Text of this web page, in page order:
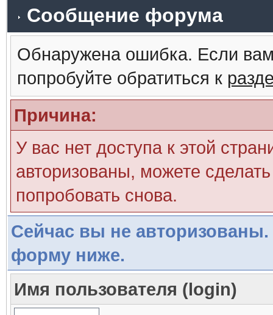
Сообщение форума
Обнаружена ошибка. Если
попробуйте обратиться к
Причина:
У вас нет доступа к этой
авторизованы, можете
попробовать снова.
Сейчас вы не авторизованы.
форму ниже.
Имя пользователя (login)